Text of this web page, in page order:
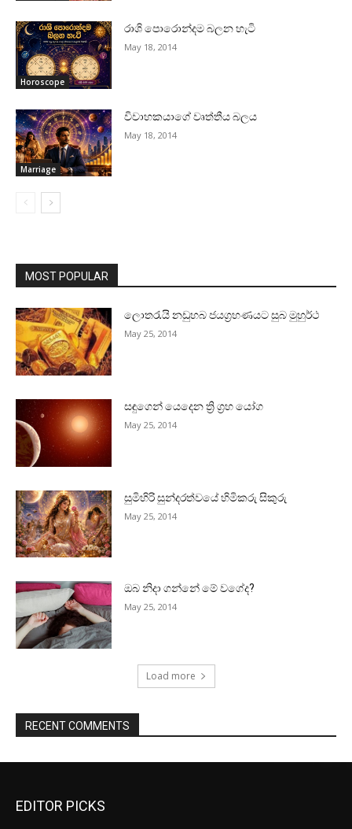
Horoscope
රාශි පොරොන්දම බලන හැටි
May 18, 2014
Marriage
විවාහකයාගේ වෘත්තීය බලය
May 18, 2014
MOST POPULAR
ලොතරැයි නඩුහබ ජයග්‍රහණයට සුබ මුහුර්ථ
May 25, 2014
සඳුගෙන් යෙදෙන ත්‍රි ග්‍රහ යෝග
May 25, 2014
සුමිහිරි සුන්දරත්වයේ හිමිකරු සිකුරු
May 25, 2014
ඔබ නිදා ගන්නේ මේ වගේද?
May 25, 2014
Load more
RECENT COMMENTS
EDITOR PICKS